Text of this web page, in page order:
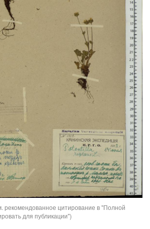
рекомендованное цитирование в "Полной
для публикации")